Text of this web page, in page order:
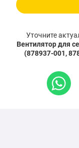
Уточните
Вентилятор для
(878937-001,